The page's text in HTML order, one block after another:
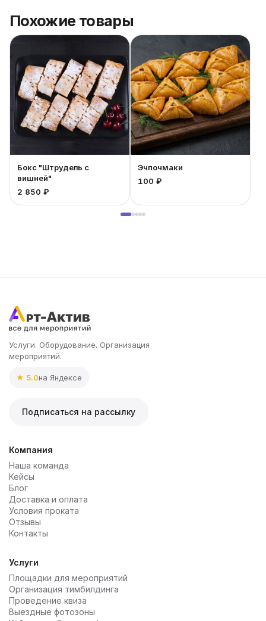
Похожие товары
Бокс "Штрудель с
вишней"
2 850 ₽
Эчпочмаки
100 ₽
Услуги. Оборудование. Организация
мероприятий.
★ 5.0на Яндексе
Подписаться на рассылку
Компания
Наша команда
Кейсы
Блог
Доставка и оплата
Условия проката
Отзывы
Контакты
Услуги
Площадки для мероприятий
Организация тимбилдинга
Проведение квиза
Выездные фотозоны